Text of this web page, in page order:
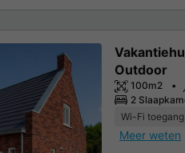
Outdoor
100m2
2
Wi-Fi toegang
Meer weten